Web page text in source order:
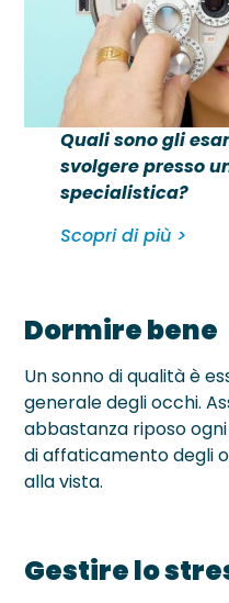
Quali sono gli
svolgere presso
specialistica?
Scopri di più >
Dormire bene
Un sonno di qualità è
generale degli occhi.
abbastanza riposo
di affaticamento degli
alla vista.
Gestire lo